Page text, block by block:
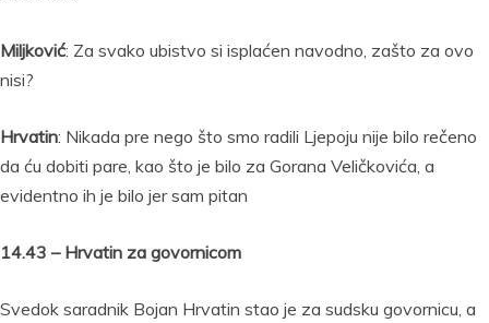
Miljković: Za svako ubistvo si isplaćen navodno, zašto za ovo
nisi?
Hrvatin: Nikada pre nego što smo radili Ljepoju nije bilo rečeno
da ću dobiti pare, kao što je bilo za Gorana Veličkovića, a
evidentno ih je bilo jer sam pitan
14.43 – Hrvatin za govornicom
Svedok saradnik Bojan Hrvatin stao je za sudsku govornicu, a